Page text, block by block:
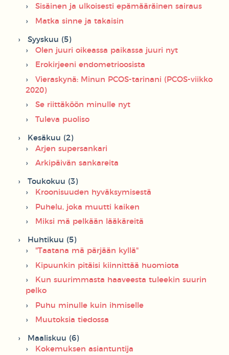
Sisäinen ja ulkoisesti epämääräinen sairaus
Matka sinne ja takaisin
Syyskuu (5)
Olen juuri oikeassa paikassa juuri nyt
Erokirjeeni endometrioosista
Vieraskynä: Minun PCOS-tarinani (PCOS-viikko
2020)
Se riittäköön minulle nyt
Tuleva puoliso
Kesäkuu (2)
Arjen supersankari
Arkipäivän sankareita
Toukokuu (3)
Kroonisuuden hyväksymisestä
Puhelu, joka muutti kaiken
Miksi mä pelkään lääkäreitä
Huhtikuu (5)
"Taatana mä pärjään kyllä"
Kipuunkin pitäisi kiinnittää huomiota
Kun suurimmasta haaveesta tuleekin suurin
pelko
Puhu minulle kuin ihmiselle
Muutoksia tiedossa
Maaliskuu (6)
Kokemuksen asiantuntija